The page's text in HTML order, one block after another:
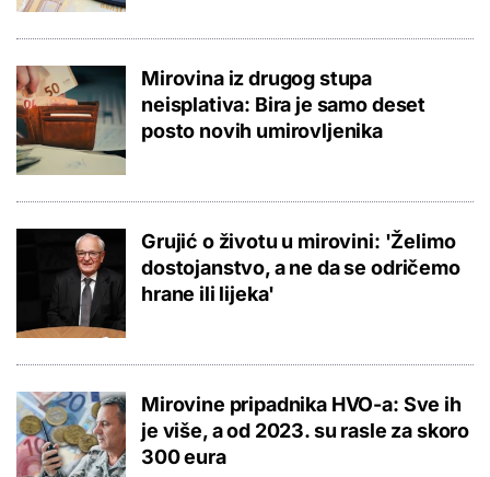
Mirovina iz drugog stupa
neisplativa: Bira je samo deset
posto novih umirovljenika
Grujić o životu u mirovini: 'Želimo
dostojanstvo, a ne da se odričemo
hrane ili lijeka'
Mirovine pripadnika HVO-a: Sve ih
je više, a od 2023. su rasle za skoro
300 eura